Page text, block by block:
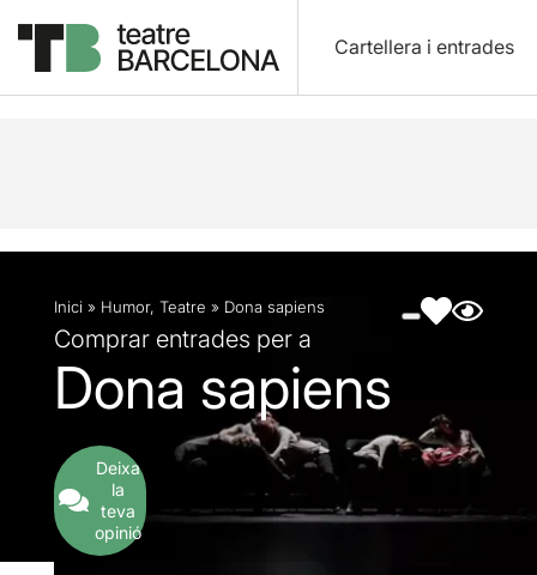
Cartellera i entrades
Descripció Fitxa artística Fotos i vídeos
Inici » Humor, Teatre » Dona sapiens
Comprar entrades per a
Dona sapiens
Deixa
la
teva
opinió